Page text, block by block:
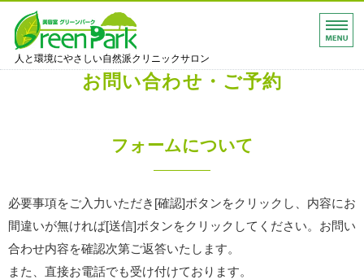
GreenPark（グリーンパーク）
人と環境にやさしい自然派クリニックサロン
フェイスメニュー
スタッフ紹介
お問い合わせ・ご予約
フォームについて
必要事項をご入力いただき[確認]ボタンをクリックし、内容にお
間違いが無ければ[送信]ボタンをクリックしてください。お問い
合わせ内容を確認次第ご返答いたします。
また、直接お電話でも受け付けております。